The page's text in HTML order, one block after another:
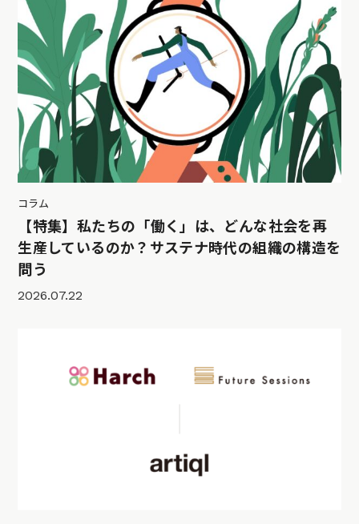
コラム
【特集】私たちの「働く」は、どんな社会を再
生産しているのか？サステナ時代の組織の構造を
問う
2026.07.22